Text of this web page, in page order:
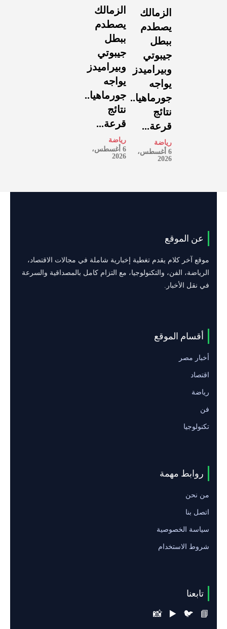
الزمالك
يصطدم
ببطل
جيبوتي
وبيراميدز
يواجه
جورماهيا..
نتائج
قرعة...
رياضة
6 أغسطس،
2026
الزمالك
يصطدم
ببطل
جيبوتي
وبيراميدز
يواجه
جورماهيا..
نتائج
قرعة...
رياضة
6 أغسطس،
2026
عن الموقع
موقع آخر كلام يقدم تغطية إخبارية شاملة في مجالات الاقتصاد،
الرياضة، الفن، والتكنولوجيا، مع التزام كامل بالمصداقية والسرعة
في نقل الأخبار.
أقسام الموقع
أخبار مصر
اقتصاد
رياضة
فن
تكنولوجيا
روابط مهمة
من نحن
اتصل بنا
سياسة الخصوصية
شروط الاستخدام
تابعنا
📘
🐦
▶️
📸